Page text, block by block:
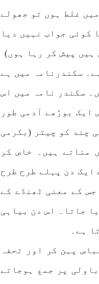
غلط ہوں تو جھولے
کوئی جواب نہیں دیا
ہیں پیش کر رہا ہوں)
سکندرنامہ میں ہے
سکندر نامہ میں اس
ایک بوڑھے آدمی طور
چند کو چیتر (بکرمی
مناتے ہیں۔ خاص کر
ایک دن پہلے طرح طرح
کے معنی ٹھنڈے کے
جاتا۔ اس دن بیاہی
ہے۔
پہن کر اور تحفہ
پر جمع ہوجاتے